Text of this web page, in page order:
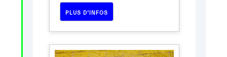
PLUS D’INFOS